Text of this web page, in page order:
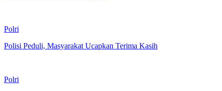
Polri
Polisi Peduli, Masyarakat Ucapkan Terima Kasih
Polri